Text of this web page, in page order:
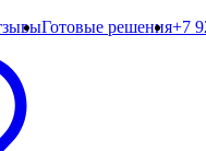
Готовые решения+7